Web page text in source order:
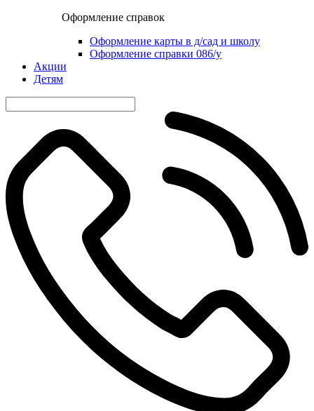
Оформление справок
Оформление карты в д/сад и школу
Оформление справки 086/у
Акции
Детям